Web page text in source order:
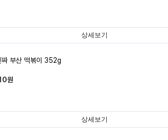
상세보기
짜 부산 떡볶이 352g
원
상세보기